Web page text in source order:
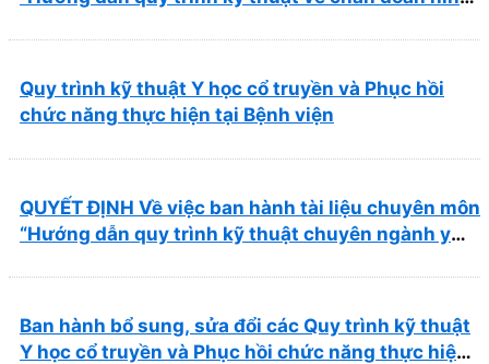
Quy trình kỹ thuật Y học cổ truyền và Phục hồi
chức năng thực hiện tại Bệnh viện
QUYẾT ĐỊNH Về việc ban hành tài liệu chuyên môn
“Hướng dẫn quy trình kỹ thuật chuyên ngành y
Ban hành bổ sung, sửa đổi các Quy trình kỹ thuật
Y học cổ truyền và Phục hồi chức năng thực hiện